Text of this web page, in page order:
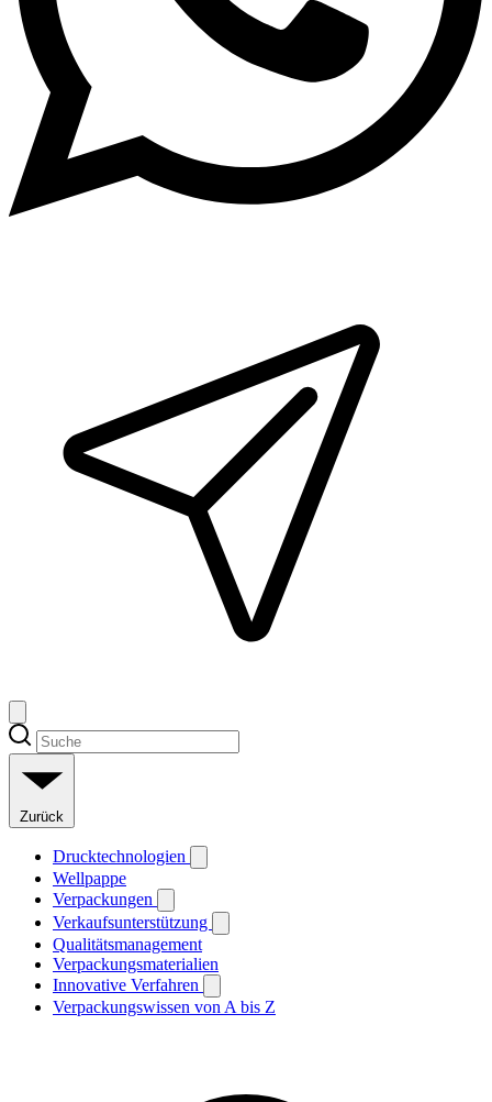
Zurück
Drucktechnologien
Wellpappe
Verpackungen
Verkaufsunterstützung
Qualitätsmanagement
Verpackungsmaterialien
Innovative Verfahren
Verpackungswissen von A bis Z